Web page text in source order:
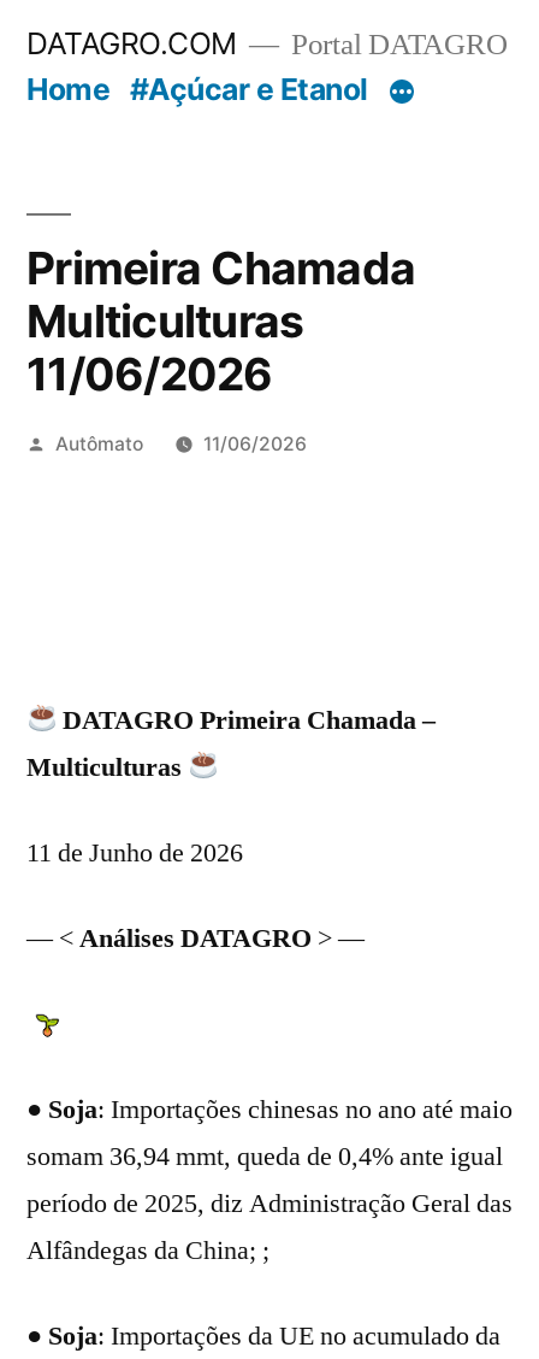
DATAGRO.COM Portal DATAGRO
Home #Açúcar e Etanol
Primeira Chamada
Multiculturas
11/06/2026
Publicado
Autômato 11/06/2026
DATAGRO Primeira Chamada –
Multiculturas
11 de Junho de 2026
— <Análises DATAGRO > —
● Soja: Importações chinesas no ano até maio
somam 36,94 mmt, queda de 0,4% ante igual
período de 2025, diz Administração Geral das
Alfândegas da China; ;
● Soja: Importações da UE no acumulado da